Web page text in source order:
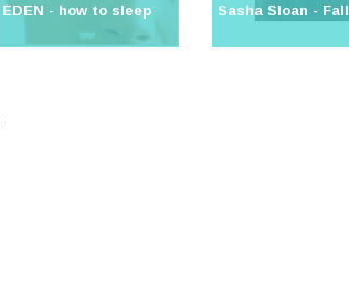
EDEN - how to sleep Sasha Sloan - Fall